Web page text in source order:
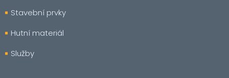
Stavební prvky
Hutní materiál
Služby